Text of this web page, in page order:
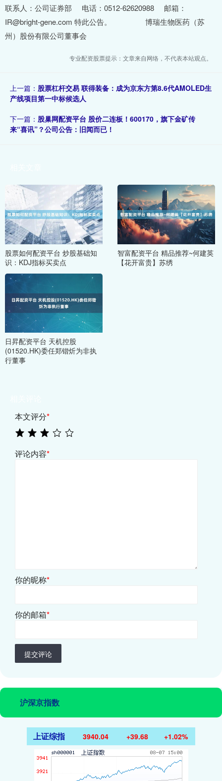
联系人：公司证券部 电话：0512-62620988 邮箱：
IR@bright-gene.com 特此公告。 博瑞生物医药（苏
州）股份有限公司董事会
专业配资股票提示：文章来自网络，不代表本站观点。
上一篇： 股票杠杆交易 联得装备：成为京东方第8.6代AMOLED生
产线项目第一中标候选人
下一篇： 股巢网配资平台 股价二连板！600170，旗下金矿传
来“喜讯”？公司公告：旧闻而已！
股票如何配资平台 炒股基础知
识：KDJ指标买卖点
智富配资平台 精品推荐~何建英
【花开富贵】苏绣
日昇配资平台 天机控股
(01520.HK)委任郑锴炘为非执
行董事
本文评分*
评论内容*
你的昵称*
你的邮箱*
提交评论
沪深京指数
上证综指 3940.04 +39.68 +1.02%